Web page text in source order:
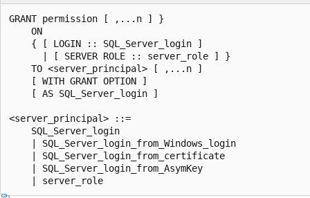
GRANT permission [ ,...n ] }
    ON
    { [ LOGIN :: SQL_Server_login ]
      | [ SERVER ROLE :: server_role ] }
    TO <server_principal> [ ,...n ]
    [ WITH GRANT OPTION ]
    [ AS SQL_Server_login ]
<server_principal> ::=
    SQL_Server_login
    | SQL_Server_login_from_Windows_login
    | SQL_Server_login_from_certificate
    | SQL_Server_login_from_AsymKey